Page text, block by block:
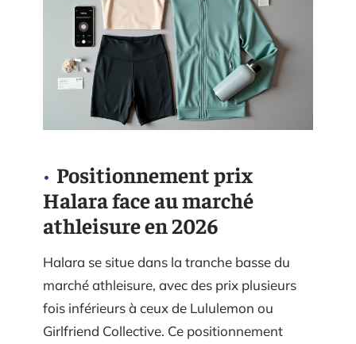
Positionnement prix
Halara face au marché
athleisure en 2026
Halara se situe dans la tranche basse du
marché athleisure, avec des prix plusieurs
fois inférieurs à ceux de Lululemon ou
Girlfriend Collective. Ce positionnement